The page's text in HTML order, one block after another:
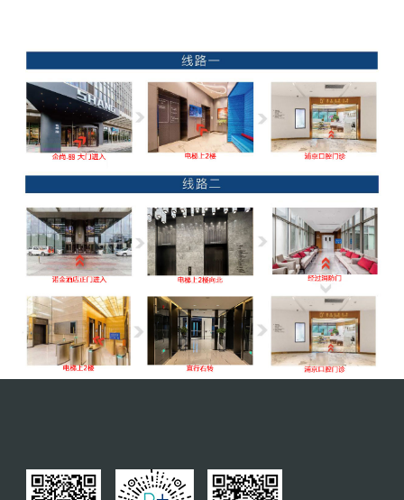
涂氟及窝沟封闭
树脂补牙
牙髓切除术
根管治疗
根面平整及刮治
影像CT
复杂拔牙
微创复杂拔牙
瓷贴面
全口或部分义齿
牙齿美白